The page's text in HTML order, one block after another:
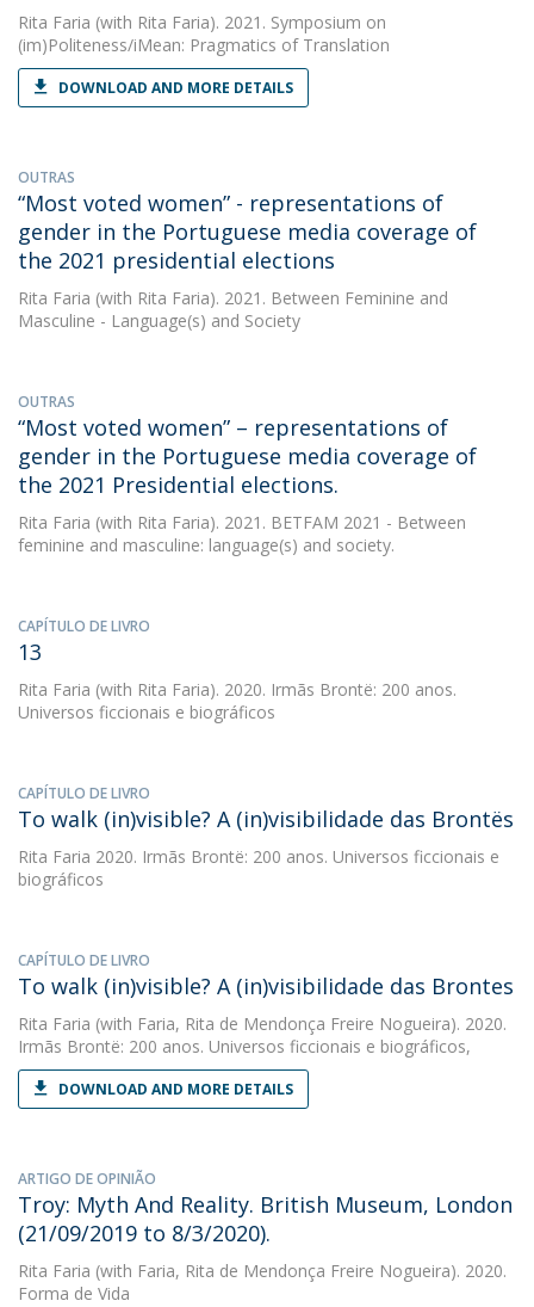
Rita Faria (with Rita Faria). 2021. Symposium on
(im)Politeness/iMean: Pragmatics of Translation
DOWNLOAD AND MORE DETAILS
OUTRAS
“Most voted women” - representations of
gender in the Portuguese media coverage of
the 2021 presidential elections
Rita Faria (with Rita Faria). 2021. Between Feminine and
Masculine - Language(s) and Society
OUTRAS
“Most voted women” – representations of
gender in the Portuguese media coverage of
the 2021 Presidential elections.
Rita Faria (with Rita Faria). 2021. BETFAM 2021 - Between
feminine and masculine: language(s) and society.
CAPÍTULO DE LIVRO
13
Rita Faria (with Rita Faria). 2020. Irmãs Brontë: 200 anos.
Universos ficcionais e biográficos
CAPÍTULO DE LIVRO
To walk (in)visible? A (in)visibilidade das Brontës
Rita Faria 2020. Irmãs Brontë: 200 anos. Universos ficcionais e
biográficos
CAPÍTULO DE LIVRO
To walk (in)visible? A (in)visibilidade das Brontes
Rita Faria (with Faria, Rita de Mendonça Freire Nogueira). 2020.
Irmãs Brontë: 200 anos. Universos ficcionais e biográficos,
DOWNLOAD AND MORE DETAILS
ARTIGO DE OPINIÃO
Troy: Myth And Reality. British Museum, London
(21/09/2019 to 8/3/2020).
Rita Faria (with Faria, Rita de Mendonça Freire Nogueira). 2020.
Forma de Vida